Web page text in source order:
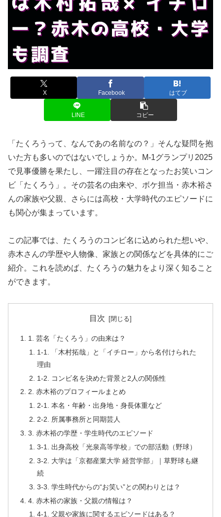
X Facebook はてブ
LINE コピー
「たくろうって、なんであの名前なの？」そんな疑問を抱
いた方も多いのではないでしょうか。M-1グランプリ2025
で見事優勝を果たし、一躍注目の存在となったお笑いコン
ビ「たくろう」。その芸名の由来や、ボケ担当・赤木裕さ
んの家族や父親、さらには高校・大学時代のエピソードに
も関心が集まっています。
この記事では、たくろうのコンビ名に込められた想いや、
赤木さんの学歴や人物像、家族との関係などを具体的にご
紹介。これを読めば、たくろうの魅力をより深く知ること
ができます。
目次
1. 芸名「たくろう」の由来は？
1-1. 「木村拓哉」と「イチロー」から名付けられた
理由
1-2. コンビ名を決めた背景と2人の関係性
2. 赤木裕のプロフィールまとめ
2-1. 本名・年齢・出身地・身長体重など
2-2. 所属事務所と同期芸人
3. 赤木裕の学歴・学生時代のエピソード
3-1. 出身高校「光泉高等学校」での部活動（野球）
3-2. 大学は「京都産業大学 経営学部」｜草野球も継
続
3-3. 学生時代からの“お笑い”との関わりとは？
4. 赤木裕の家族・父親の情報は？
4-1. 父親や家族に関するエピソードはある？